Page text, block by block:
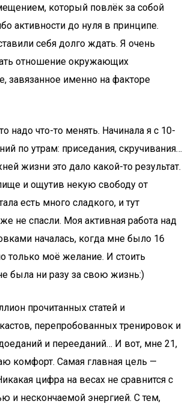
который повлёк за собой
активности до нуля в принципе.
себя долго ждать. Я очень
отношение окружающих
завязанное именно на факторе
надо что-то менять. Начинала я с 10-
по утрам: приседания, скручивания…
жизни это дало какой-то результат.
и ощутив некую свободу от
есть много сладкого, и тут
не спасли. Моя активная работа над
началась, когда мне было 16
только моё желание. И стоить
была ни разу за свою жизнь:)
прочитанных статей и
перепробованных тренировок и
и перееданий… И вот, мне 21,
комфорт. Самая главная цель —
цифра на весах не сравнится с
и нескончаемой энергией. С тем,